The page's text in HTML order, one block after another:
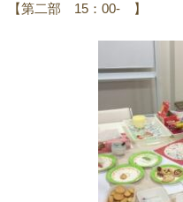
【第二部 15：00- 】